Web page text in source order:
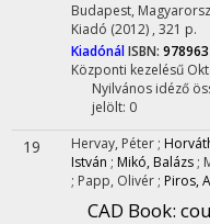
Budapest,
Kiadó (2012) , 321 p.
KiadónálISBN:
Központi kezelésű
Nyilvános idéző
jelölt: 0
19 Hervay, Péter ;
István ; Mikó, Balázs ;
; Papp, Olivér ; Piros,
CAD Book: